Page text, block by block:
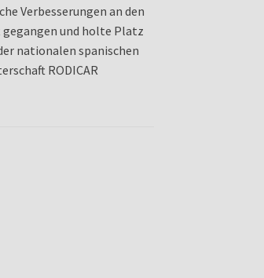
Verbesserungen an den
und holte Platz
nationalen spanischen
RODICAR